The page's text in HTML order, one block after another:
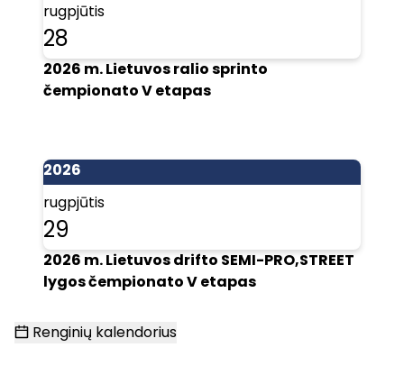
rugpjūtis
28
2026 m. Lietuvos ralio sprinto
čempionato V etapas
2026
rugpjūtis
29
2026 m. Lietuvos drifto SEMI-PRO,STREET
lygos čempionato V etapas
Renginių kalendorius